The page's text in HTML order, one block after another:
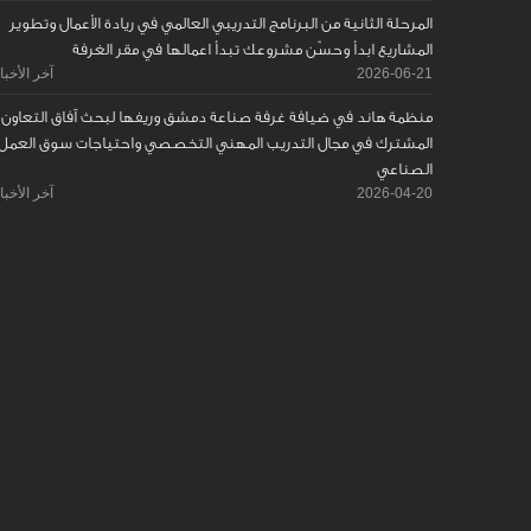
المرحلة الثانية من البرنامج التدريبي العالمي في ريادة الأعمال وتطوير
المشاريع ابدأ وحسّن مشروعك تبدأ اعمالها في مقر الغرفة
2026-06-21 آخر
منظمة هاند في ضيافة غرفة صناعة دمشق وريفها لبحث آفاق التعاون
المشترك في مجال التدريب المهني التخصصي واحتياجات سوق
الصناعي
2026-04-20 آخر